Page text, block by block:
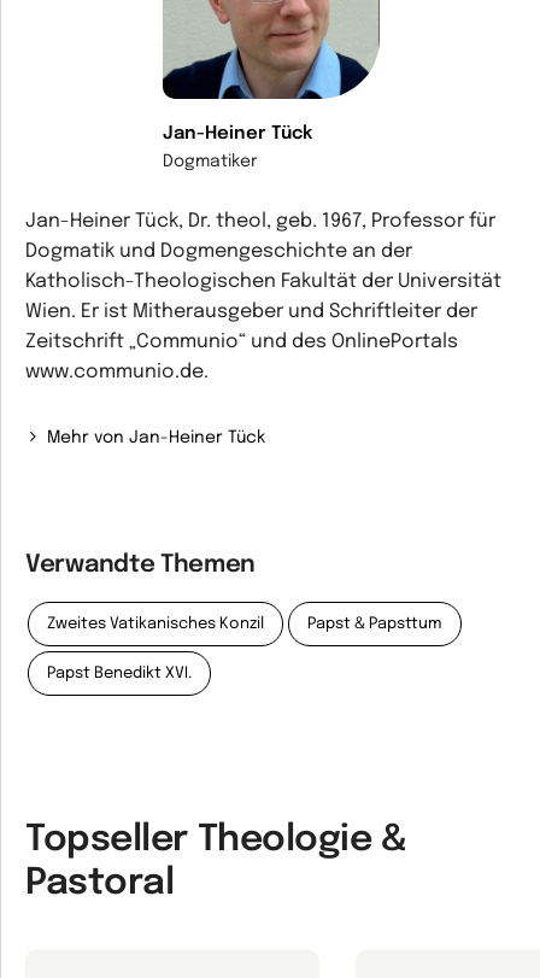
Jan-Heiner Tück
Dogmatiker
Jan-Heiner Tück, Dr. theol, geb. 1967, Professor für
Dogmatik und Dogmengeschichte an der
Katholisch-Theologischen Fakultät der Universität
Wien. Er ist Mitherausgeber und Schriftleiter der
Zeitschrift „Communio“ und des OnlinePortals
www.communio.de.
Mehr von Jan-Heiner Tück
Verwandte Themen
Zweites Vatikanisches Konzil Papst & Papsttum
Papst Benedikt XVI.
Topseller Theologie &
Pastoral